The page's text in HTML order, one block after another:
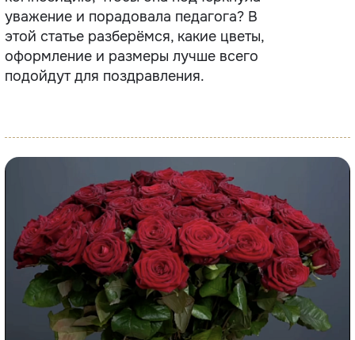
уважение и порадовала педагога? В
этой статье разберёмся, какие цветы,
оформление и размеры лучше всего
подойдут для поздравления.